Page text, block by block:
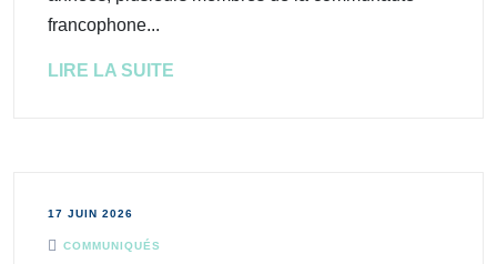
francophone...
LIRE LA SUITE
17 JUIN 2026
COMMUNIQUÉS